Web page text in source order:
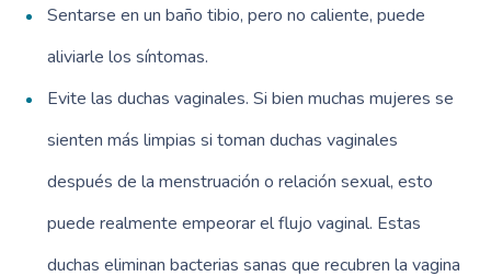
Sentarse en un baño tibio, pero no caliente, puede
aliviarle los síntomas.
Evite las duchas vaginales. Si bien muchas mujeres se
sienten más limpias si toman duchas vaginales
después de la menstruación o relación sexual, esto
puede realmente empeorar el flujo vaginal. Estas
duchas eliminan bacterias sanas que recubren la vagina